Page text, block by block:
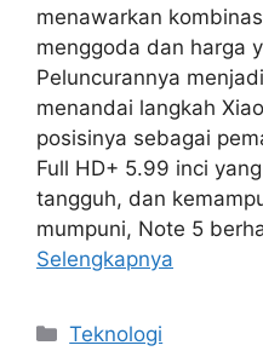
menawarkan
menggoda dan harga
Peluncurannya
menandai langkah
posisinya sebagai
Full HD+ 5.99 inci
tangguh, dan
mumpuni, Note 5
Selengkapnya
Kategori
Teknologi